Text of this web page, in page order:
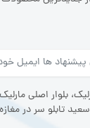
بلوار اصلی
تابلو سر در